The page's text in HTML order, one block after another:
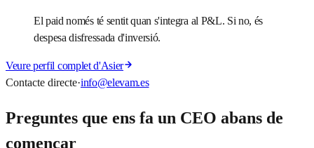
El paid només té sentit quan s'integra al P&L. Si no, és
despesa disfressada d'inversió.
Veure perfil complet d'Asier
Contacte directe·info@elevam.es
Preguntes que ens fa un CEO abans de
començar